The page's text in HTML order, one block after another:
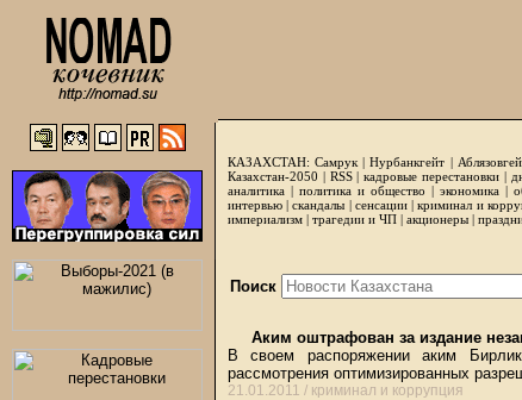
КАЗАХСТАН: Самрук |Нурбанкгейт |
Казахстан-2050 | RSS|кадровые перестановки|
аналитика | политика и общество | экономика |
интервью |скандалы | сенсации|криминал и
империализм | трагедии и ЧП | акционеры |
Поиск
Аким оштрафован за издание
В своем распоряжении аким
рассмотрения оптимизированных
21.01.2011 / криминал и коррупция